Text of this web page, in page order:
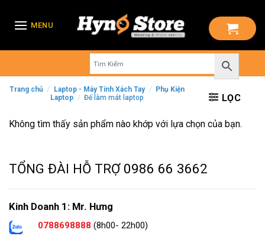
MENU
Trang chủ / Laptop - Máy Tính Xách Tay /
Phụ Kiện
Laptop / Đế làm mát laptop LỌC
Không tìm thấy sản phẩm nào khớp với lựa chọn của bạn.
TỔNG ĐÀI HỖ TRỢ 0986 66 3662
Kinh Doanh 1: Mr. Hưng
0788698888 (8h00- 22h00)